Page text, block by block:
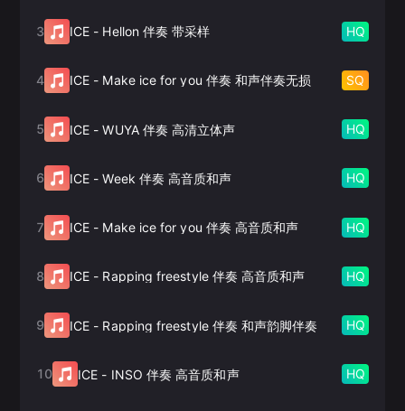
3 ICE - Hellon 伴奏 带采样 HQ
4 ICE - Make ice for you 伴奏 和声伴奏无损 SQ
5 ICE -WUYA 伴奏 高清立体声 HQ
6 ICE -Week 伴奏 高音质和声 HQ
7 ICE - Make ice for you 伴奏 高音质和声 HQ
8 ICE - Rapping freestyle 伴奏 高音质和声 HQ
9 ICE - Rapping freestyle 伴奏 和声韵脚伴奏 HQ
10 ICE - INSO 伴奏 高音质和声 HQ